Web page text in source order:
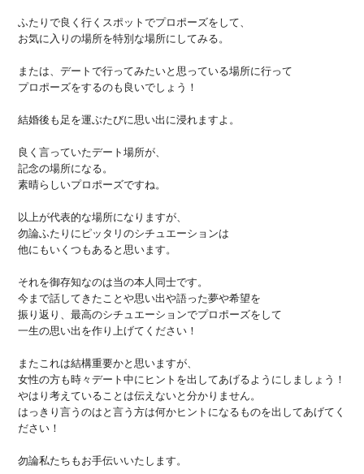
ふたりで良く行くスポットでプロポーズをして、
お気に入りの場所を特別な場所にしてみる。
または、デートで行ってみたいと思っている場所に行って
プロポーズをするのも良いでしょう！
結婚後も足を運ぶたびに思い出に浸れますよ。
良く言っていたデート場所が、
記念の場所になる。
素晴らしいプロポーズですね。
以上が代表的な場所になりますが、
勿論ふたりにピッタリのシチュエーションは
他にもいくつもあると思います。
それを御存知なのは当の本人同士です。
今まで話してきたことや思い出や語った夢や希望を
振り返り、最高のシチュエーションでプロポーズをして
一生の思い出を作り上げてください！
またこれは結構重要かと思いますが、
女性の方も時々デート中にヒントを出してあげるようにしましょう！
やはり考えていることは伝えないと分かりません。
はっきり言うのはと言う方は何かヒントになるものを出してあげてく
ださい！
勿論私たちもお手伝いいたします。